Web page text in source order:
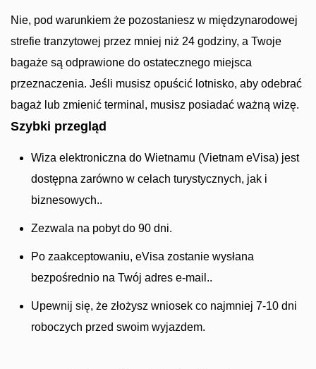
Nie, pod warunkiem że pozostaniesz w międzynarodowej
strefie tranzytowej przez mniej niż 24 godziny, a Twoje
bagaże są odprawione do ostatecznego miejsca
przeznaczenia. Jeśli musisz opuścić lotnisko, aby odebrać
bagaż lub zmienić terminal, musisz posiadać ważną wizę.
Szybki przegląd
Wiza elektroniczna do Wietnamu (Vietnam eVisa) jest
dostępna zarówno w celach turystycznych, jak i
biznesowych..
Zezwala na pobyt do 90 dni.
Po zaakceptowaniu, eVisa zostanie wysłana
bezpośrednio na Twój adres e-mail..
Upewnij się, że złożysz wniosek co najmniej 7-10 dni
roboczych przed swoim wyjazdem.